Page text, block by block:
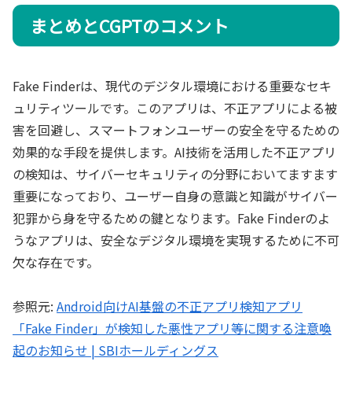
まとめとCGPTのコメント
Fake Finderは、現代のデジタル環境における重要なセキ
ュリティツールです。このアプリは、不正アプリによる被
害を回避し、スマートフォンユーザーの安全を守るための
効果的な手段を提供します。AI技術を活用した不正アプリ
の検知は、サイバーセキュリティの分野においてますます
重要になっており、ユーザー自身の意識と知識がサイバー
犯罪から身を守るための鍵となります。Fake Finderのよ
うなアプリは、安全なデジタル環境を実現するために不可
欠な存在です。
参照元: Android向けAI基盤の不正アプリ検知アプリ
「Fake Finder」が検知した悪性アプリ等に関する注意喚
起のお知らせ | SBIホールディングス